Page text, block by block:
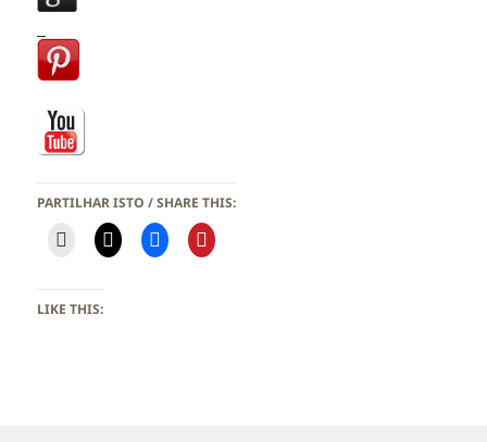
PARTILHAR ISTO / SHARE THIS:
LIKE THIS: